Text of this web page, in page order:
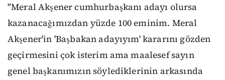
"Meral Akşener cumhurbaşkanı adayı olursa
kazanacağımızdan yüzde 100 eminim. Meral
Akşener'in 'Başbakan adayıyım' kararını gözden
geçirmesini çok isterim ama maalesef sayın
genel başkanımızın söylediklerinin arkasında